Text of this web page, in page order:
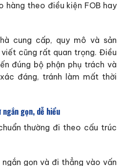
hàng theo điều kiện FOB hay
cung cấp, quy mô và sản
cũng rất quan trọng. Điều
đúng bộ phận phụ trách và
đáng, tránh làm mất thời
gọn, dễ hiểu
thường đi theo cấu trúc
gọn và đi thẳng vào vấn